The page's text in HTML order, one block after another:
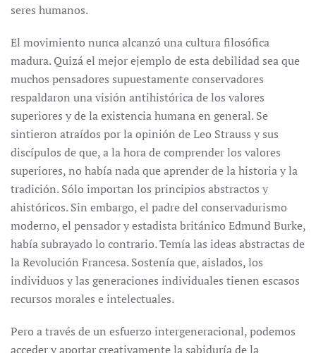
seres humanos.
El movimiento nunca alcanzó una cultura filosófica
madura. Quizá el mejor ejemplo de esta debilidad sea que
muchos pensadores supuestamente conservadores
respaldaron una visión antihistórica de los valores
superiores y de la existencia humana en general. Se
sintieron atraídos por la opinión de Leo Strauss y sus
discípulos de que, a la hora de comprender los valores
superiores, no había nada que aprender de la historia y la
tradición. Sólo importan los principios abstractos y
ahistóricos. Sin embargo, el padre del conservadurismo
moderno, el pensador y estadista británico Edmund Burke,
había subrayado lo contrario. Temía las ideas abstractas de
la Revolución Francesa. Sostenía que, aislados, los
individuos y las generaciones individuales tienen escasos
recursos morales e intelectuales.
Pero a través de un esfuerzo intergeneracional, podemos
acceder y aportar creativamente la sabiduría de la